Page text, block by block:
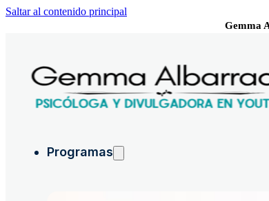
Saltar al contenido principal
Gemma
Programas